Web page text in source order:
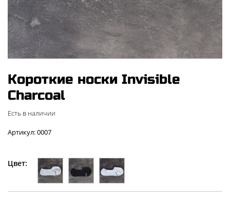
Короткие носки Invisible
Charcoal
Есть в наличии
Артикул: 0007
Цвет: